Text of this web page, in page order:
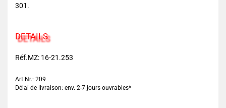
301.
DETAILS
Réf.MZ: 16-21.253
Art.Nr.: 209
Délai de livraison: env. 2-7 jours ouvrables*